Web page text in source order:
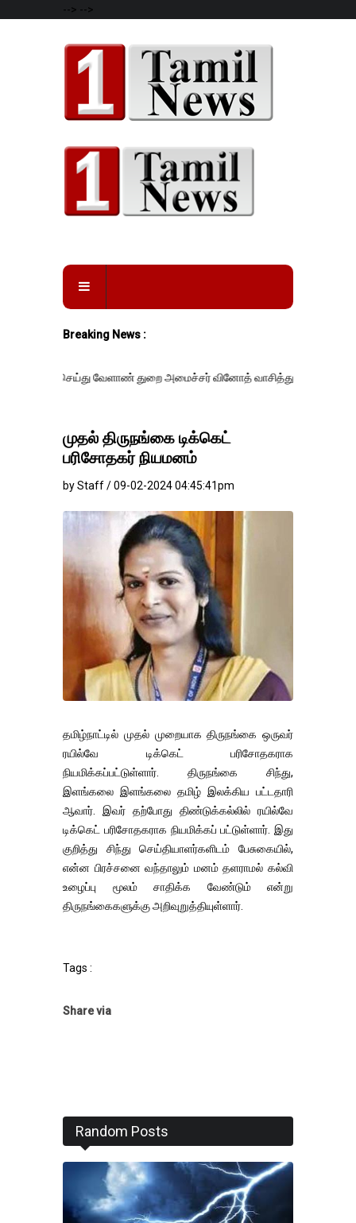
--> -->
Breaking News :
வேளாண் துறை அமைச்சர் வினோத் வாசித்து வருகிறார். �.
முதல் திருநங்கை டிக்கெட்
பரிசோதகர் நியமனம்
by Staff / 09-02-2024 04:45:41pm
தமிழ்நாட்டில் முதல் முறையாக திருநங்கை ஒருவர்
ரயில்வே டிக்கெட் பரிசோதகராக
நியமிக்கப்பட்டுள்ளார். திருநங்கை சிந்து,
இளங்கலை இளங்கலை தமிழ் இலக்கிய பட்டதாரி
ஆவார். இவர் தற்போது திண்டுக்கல்லில் ரயில்வே
டிக்கெட் பரிசோதகராக நியமிக்கப் பட்டுள்ளார். இது
குறித்து சிந்து செய்தியாளர்களிடம் பேசுகையில்,
என்ன பிரச்சனை வந்தாலும் மனம் தளராமல் கல்வி
உழைப்பு மூலம் சாதிக்க வேண்டும் என்று
திருநங்கைகளுக்கு அறிவுறுத்தியுள்ளார்.
Tags :
Share via
Random Posts